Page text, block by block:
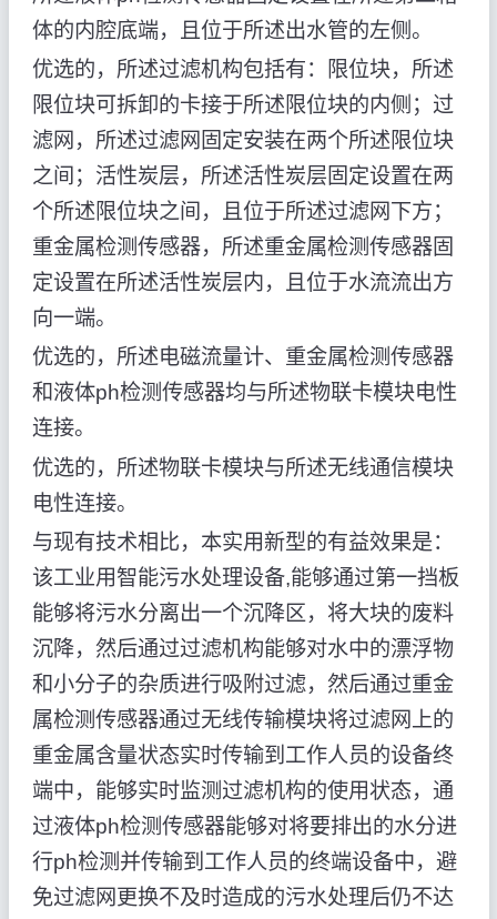
体的内腔底端，且位于所述出水管的左侧。
优选的，所述过滤机构包括有：限位块，所述
限位块可拆卸的卡接于所述限位块的内侧；过
滤网，所述过滤网固定安装在两个所述限位块
之间；活性炭层，所述活性炭层固定设置在两
个所述限位块之间，且位于所述过滤网下方；
重金属检测传感器，所述重金属检测传感器固
定设置在所述活性炭层内，且位于水流流出方
向一端。
优选的，所述电磁流量计、重金属检测传感器
和液体ph检测传感器均与所述物联卡模块电性
连接。
优选的，所述物联卡模块与所述无线通信模块
电性连接。
与现有技术相比，本实用新型的有益效果是：
该工业用智能污水处理设备,能够通过第一挡板
能够将污水分离出一个沉降区，将大块的废料
沉降，然后通过过滤机构能够对水中的漂浮物
和小分子的杂质进行吸附过滤，然后通过重金
属检测传感器通过无线传输模块将过滤网上的
重金属含量状态实时传输到工作人员的设备终
端中，能够实时监测过滤机构的使用状态，通
过液体ph检测传感器能够对将要排出的水分进
行ph检测并传输到工作人员的终端设备中，避
免过滤网更换不及时造成的污水处理后仍不达